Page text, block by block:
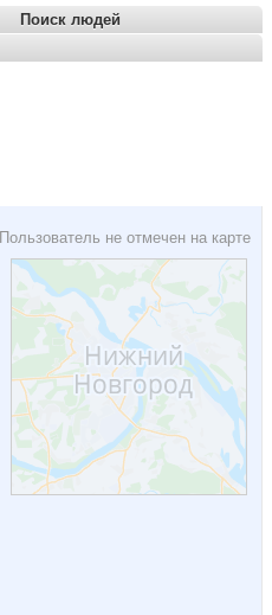
Поиск людей
Пользователь не отмечен на карте